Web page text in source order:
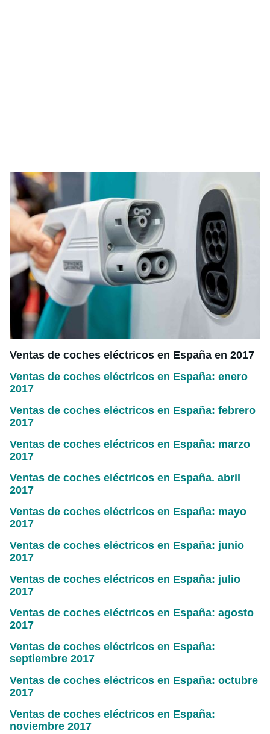
Ventas de coches eléctricos en España en 2017
Ventas de coches eléctricos en España: enero
2017
Ventas de coches eléctricos en España: febrero
2017
Ventas de coches eléctricos en España: marzo
2017
Ventas de coches eléctricos en España. abril
2017
Ventas de coches eléctricos en España: mayo
2017
Ventas de coches eléctricos en España: junio
2017
Ventas de coches eléctricos en España: julio
2017
Ventas de coches eléctricos en España: agosto
2017
Ventas de coches eléctricos en España:
septiembre 2017
Ventas de coches eléctricos en España: octubre
2017
Ventas de coches eléctricos en España:
noviembre 2017